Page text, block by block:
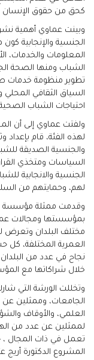
كحق من حقوق الإنسان في
وبينت عماوي أهمية
الجنسية والإنجابية كون
المعلومات والخدمات،
الشباب ومنها الصحة
تطوير منظومة خدمات
السياق الثقافي المحلي
احتياجات الشباب
ولفتت عماوي إلى أن
لهذه الفئة، قام بإعداد
والجنسية الصديقة
السياسات ومتخذي
الجنسية والانجابية
لهم، وحمايتهم من
بمؤسستها ومجالات
مختلف البلدان وتعرض
العمرية المختلفة،
خلال شراكاتها مع
وتخللت الورشة التي
الجامعات، وممثلين عن
العلمي، والأوقاف
لممثلين عن عدد من
تعمل في ذات المجال ،
المشروع الدكتورة أريج